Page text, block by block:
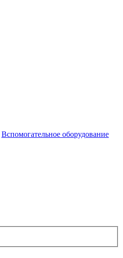
Вспомогательное оборудование